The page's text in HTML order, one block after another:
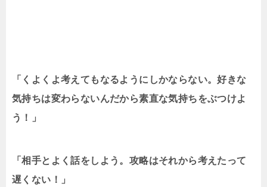
「くよくよ考えてもなるようにしかならない。好きな
気持ちは変わらないんだから素直な気持ちをぶつけよ
う！」
「相手とよく話をしよう。攻略はそれから考えたって
遅くない！」